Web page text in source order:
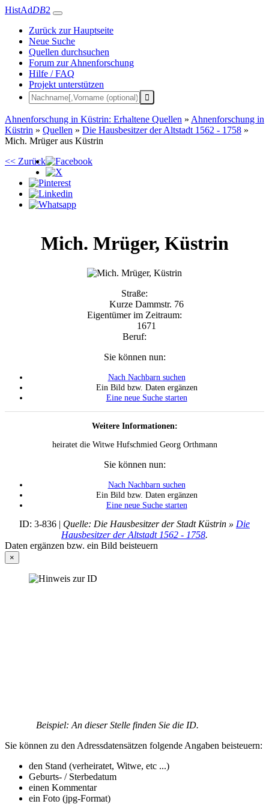
HistAdDB2
Zurück zur Hauptseite
Neue Suche
Quellen durchsuchen
Forum zur Ahnenforschung
Hilfe / FAQ
Projekt unterstützen
Ahnenforschung in Küstrin: Erhaltene Quellen » Ahnenforschung in
Küstrin » Quellen » Die Hausbesitzer der Altstadt 1562 - 1758 »
Mich. Mrüger aus Küstrin
<< Zurück
Mich. Mrüger, Küstrin
Straße:
Kurze Dammstr. 76
Eigentümer im Zeitraum:
1671
Beruf:
Sie können nun:
Nach Nachbarn suchen
Ein Bild bzw. Daten ergänzen
Eine neue Suche starten
Weitere Informationen:
heiratet die Witwe Hufschmied Georg Orthmann
Sie können nun:
Nach Nachbarn suchen
Ein Bild bzw. Daten ergänzen
Eine neue Suche starten
ID: 3-836 | Quelle: Die Hausbesitzer der Stadt Küstrin » Die
Hausbesitzer der Altstadt 1562 - 1758.
Daten ergänzen bzw. ein Bild beisteuern
×
Beispiel: An dieser Stelle finden Sie die ID.
Sie können zu den Adressdatensätzen folgende Angaben beisteuern:
den Stand (verheiratet, Witwe, etc ...)
Geburts- / Sterbedatum
einen Kommentar
ein Foto (jpg-Format)